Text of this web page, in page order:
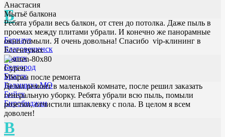
Б
Барнаул
Благовещенск
Братск
Белгород
Братск
Балашиха МО
Бийск
Биробиджан
В
Анастасия
Мытьё балкона
Ребята убрали весь балкон, от стен до потолка. Даже пыль в
проемах между плитами убрали. И конечно же панорамные
окна помыли. Я очень довольна! Спасибо vip-клининг в
Ессентуках
Сурен
Уборка после ремонта
Делал ремонт в маленькой комнате, после решил заказать
генеральную уборку. Ребята убрали всю пыль, помыли
розетки, отчистили шпаклевку с пола. В целом я всем
доволен!